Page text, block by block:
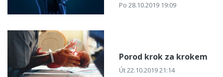
Po 28.10.2019 19:09
Porod krok za krokem
Út 22.10.2019 21:14